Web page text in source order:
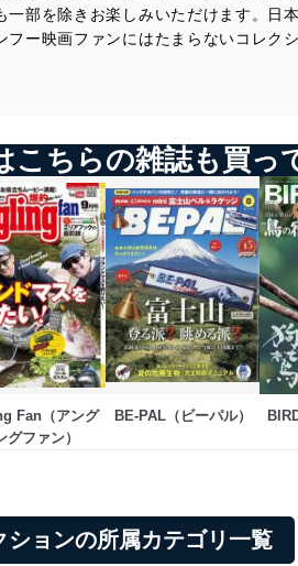
部を除きお楽しみいただけます。日
ー映画ファンにはたまらないコレク
こちらの雑誌も買っ
Fan（アング
グファン）
BE-PAL（ビーパル）
ョンの所属カテゴリ一覧